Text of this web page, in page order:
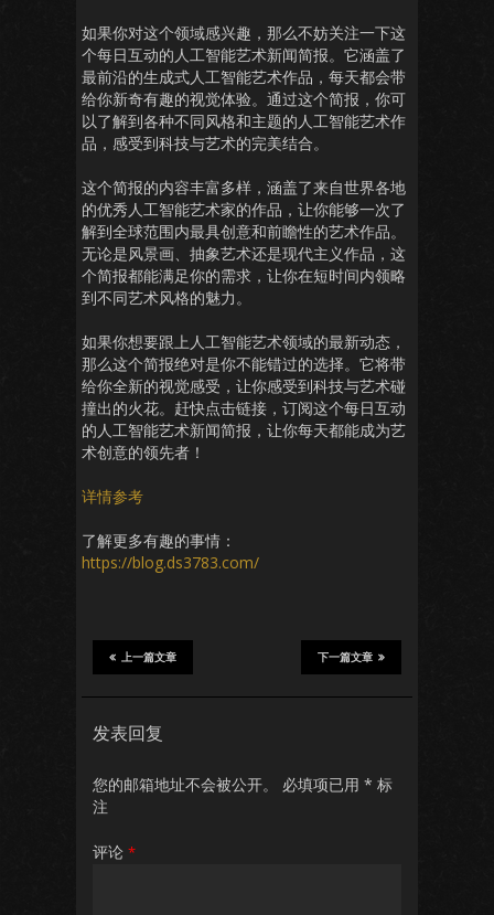
如果你对这个领域感兴趣，那么不妨关注一下这
个每日互动的人工智能艺术新闻简报。它涵盖了
最前沿的生成式人工智能艺术作品，每天都会带
给你新奇有趣的视觉体验。通过这个简报，你可
以了解到各种不同风格和主题的人工智能艺术作
品，感受到科技与艺术的完美结合。
这个简报的内容丰富多样，涵盖了来自世界各地
的优秀人工智能艺术家的作品，让你能够一次了
解到全球范围内最具创意和前瞻性的艺术作品。
无论是风景画、抽象艺术还是现代主义作品，这
个简报都能满足你的需求，让你在短时间内领略
到不同艺术风格的魅力。
如果你想要跟上人工智能艺术领域的最新动态，
那么这个简报绝对是你不能错过的选择。它将带
给你全新的视觉感受，让你感受到科技与艺术碰
撞出的火花。赶快点击链接，订阅这个每日互动
的人工智能艺术新闻简报，让你每天都能成为艺
术创意的领先者！
详情参考
了解更多有趣的事情：
https://blog.ds3783.com/
下一篇文章
上一篇文章
发表回复
您的邮箱地址不会被公开。 必填项已用 * 标
注
评论 *